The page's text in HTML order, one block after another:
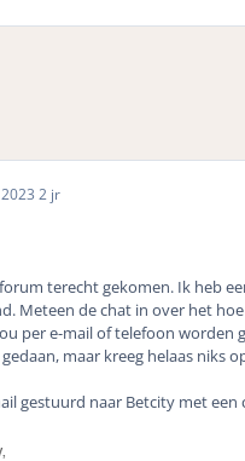
2 jr
terecht gekomen. Ik heb
Meteen de chat in over het
per e-mail of telefoon
maar kreeg helaas niks
gestuurd naar Betcity met een